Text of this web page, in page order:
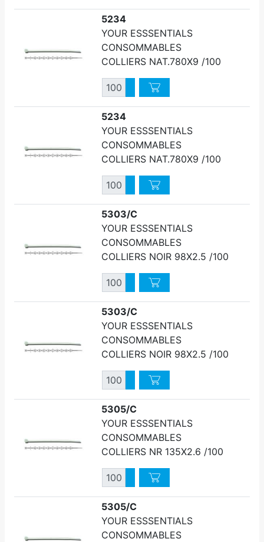
5234
YOUR ESSSENTIALS
CONSOMMABLES
COLLIERS NAT.780X9 /100
QuantitéAugmenter quantité
Diminuer quantité
5234
YOUR ESSSENTIALS
CONSOMMABLES
COLLIERS NAT.780X9 /100
QuantitéAugmenter quantité
Diminuer quantité
5303/C
YOUR ESSSENTIALS
CONSOMMABLES
COLLIERS NOIR 98X2.5 /100
QuantitéAugmenter quantité
Diminuer quantité
5303/C
YOUR ESSSENTIALS
CONSOMMABLES
COLLIERS NOIR 98X2.5 /100
QuantitéAugmenter quantité
Diminuer quantité
5305/C
YOUR ESSSENTIALS
CONSOMMABLES
COLLIERS NR 135X2.6 /100
QuantitéAugmenter quantité
Diminuer quantité
5305/C
YOUR ESSSENTIALS
CONSOMMABLES